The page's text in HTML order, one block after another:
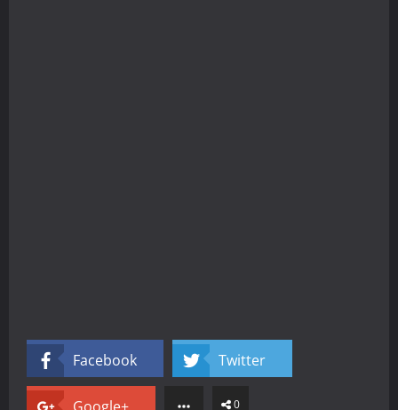
Facebook Twitter
0